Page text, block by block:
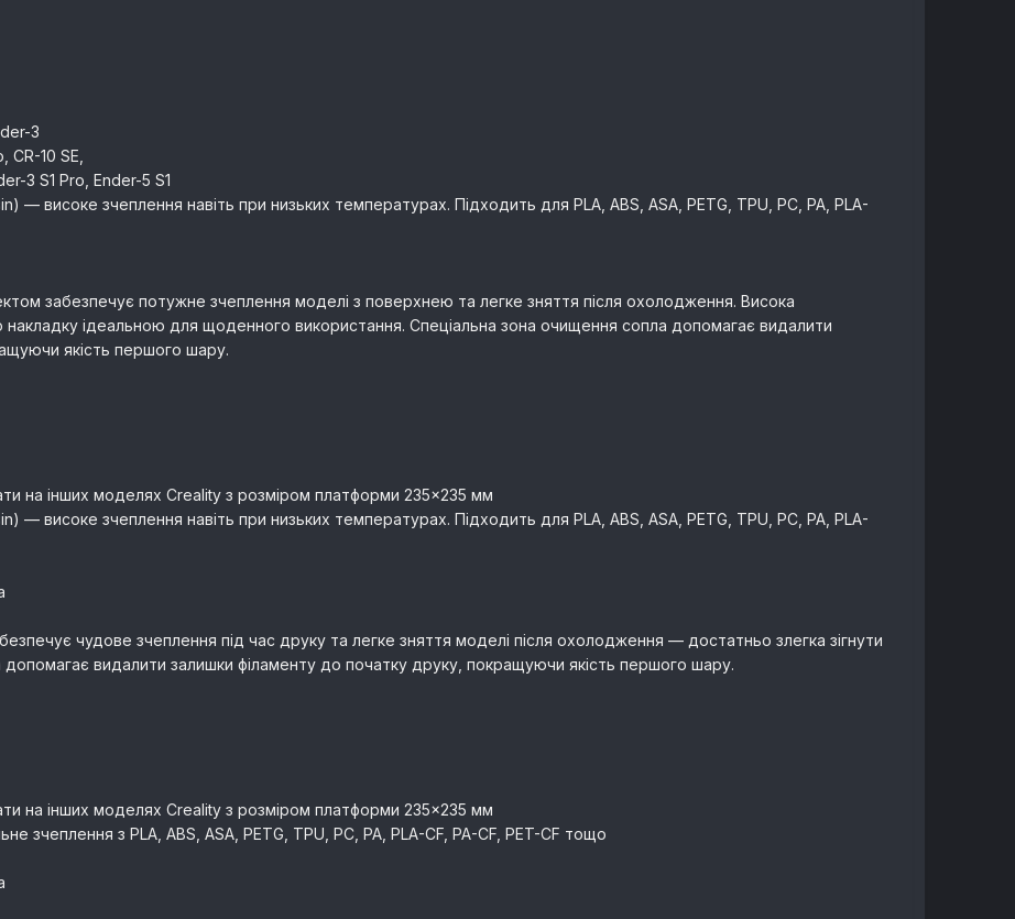
3
10 SE,
3 S1 Pro, Ender-5 S1
— високе зчеплення навіть при низьких температурах. Підходить для PLA, ABS, ASA, PETG, TPU, PC, PA, PLA-
забезпечує потужне зчеплення моделі з поверхнею та легке зняття після охолодження. Висока
накладку ідеальною для щоденного використання. Спеціальна зона очищення сопла допомагає видалити
якість першого шару.
на інших моделях Creality з розміром платформи 235×235 мм
— високе зчеплення навіть при низьких температурах. Підходить для PLA, ABS, ASA, PETG, TPU, PC, PA, PLA-
чудове зчеплення під час друку та легке зняття моделі після охолодження — достатньо злегка зігнути
видалити залишки філаменту до початку друку, покращуючи якість першого шару.
на інших моделях Creality з розміром платформи 235×235 мм
зчеплення з PLA, ABS, ASA, PETG, TPU, PC, PA, PLA-CF, PA-CF, PET-CF тощо